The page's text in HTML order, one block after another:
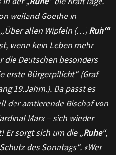
weiland Goethe in
allen Wipfeln (…)Ruh‘“
wenn kein Leben mehr
die Deutschen besonders
erste Bürgerpflicht“ (Graf
19.Jahrh.). Da passt es
der amtierende Bischof von
Marx – sich wieder
sorgt sich um die „Ruhe“,
des Sonntags“. «Wer